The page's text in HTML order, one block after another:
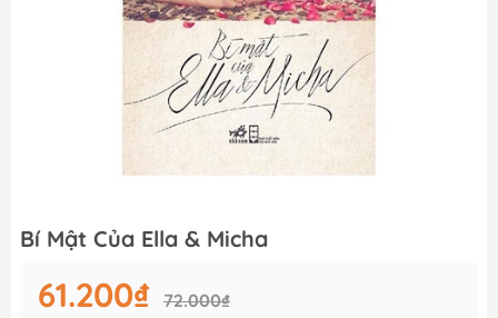
Bí Mật Của Ella & Micha
61.200₫ 72.000₫